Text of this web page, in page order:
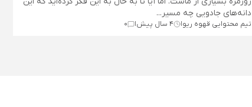
دانه‌های جادویی چه مسیر...
تیم محتوایی قهوه ریو 4 سال پیش 0